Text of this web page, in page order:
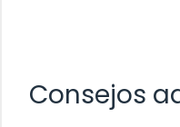
Consejos